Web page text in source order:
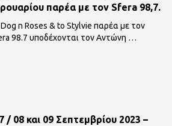
παρέα με τον Sfera 98,7.
n Roses & to Stylvie παρέα με τον
98.7 υποδέχονται τον Αντώνη …
08 και 09 Σεπτεμβρίου 2023 –